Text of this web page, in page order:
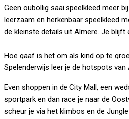
Geen oubollig saai speelkleed meer
leerzaam en herkenbaar speelkleed
de kleinste details uit Almere. Je blijft
Hoe gaaf is het om als kind op te
Spelenderwijs leer je de hotspots van
Even shoppen in de City Mall, een
sportpark en dan race je naar de
scheur je via het klimbos en de